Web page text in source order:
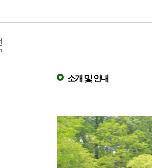
소개 및 안내